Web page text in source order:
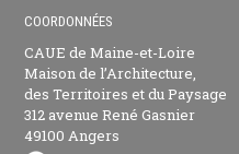
COORDONNÉES
CAUE de Maine-et-Loire
Maison de l’Architecture,
des Territoires et du Paysage
312 avenue René Gasnier
49100 Angers